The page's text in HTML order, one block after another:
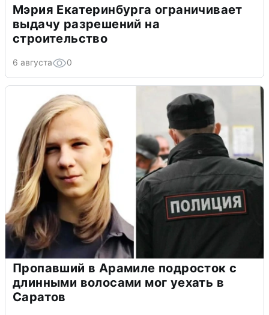
Мэрия Екатеринбурга ограничивает
выдачу разрешений на
строительство
6 августа 0
Пропавший в Арамиле подросток с
длинными волосами мог уехать в
Саратов